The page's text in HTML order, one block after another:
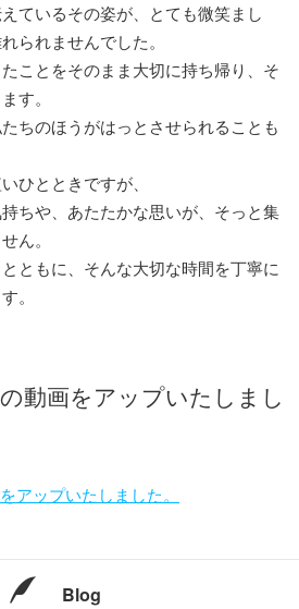
ているその姿が、とても微笑まし
られませんでした。
ことをそのまま大切に持ち帰り、そ
す。
ちのほうがはっとさせられることも
ひとときですが、
ちや、あたたかな思いが、そっと集
ん。
ともに、そんな大切な時間を丁寧に
。
動画をアップいたしまし
アップいたしました。
Blog